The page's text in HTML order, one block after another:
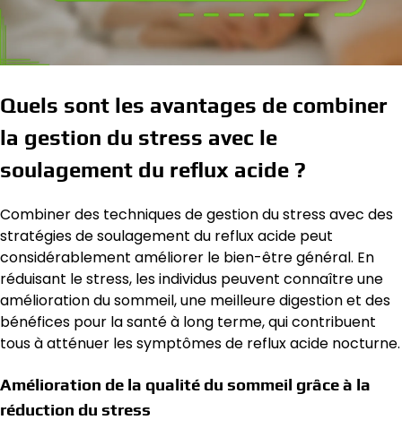
Quels sont les avantages de combiner
la gestion du stress avec le
soulagement du reflux acide ?
Combiner des techniques de gestion du stress avec des
stratégies de soulagement du reflux acide peut
considérablement améliorer le bien-être général. En
réduisant le stress, les individus peuvent connaître une
amélioration du sommeil, une meilleure digestion et des
bénéfices pour la santé à long terme, qui contribuent
tous à atténuer les symptômes de reflux acide nocturne.
Amélioration de la qualité du sommeil grâce à la
réduction du stress